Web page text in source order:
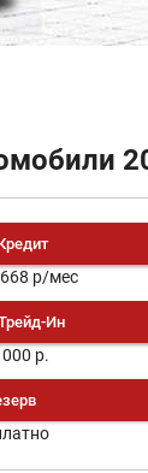
р/мес
Ин
р.